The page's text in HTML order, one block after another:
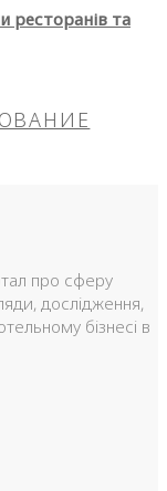
ресторанів та
про сферу
дослідження,
бізнесі в